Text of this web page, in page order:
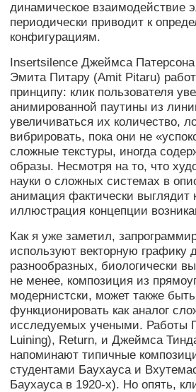
динамическое взаимодействие
периодически приводит к
конфигурациям.
Insertsilence Джеймса
Эмита Питару (Amit Pitaru)
принципу: клик пользователя
анимированной паутины из
увеличиваться их количество,
вибрировать, пока они не
сложные текстуры, иногда
образы. Несмотря на то, что
науки о сложных системах в
анимация фактически выглядит
иллюстрация концепции
Как я уже заметил,
используют векторную графику
разнообразных, биологически
не менее, композиция из
модернистски, может также
функционировать как аналог
исследуемых учеными. Работы
Luining), Return, и Джеймса
напоминают типичные
студентами Баухауса и
Баухауса в 1920-х). Но опять,